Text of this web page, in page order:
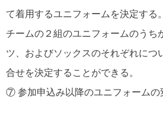
て着用するユニフォームを決定する
チームの２組のユニフォームのうち
ツ、およびソックスのそれぞれにつ
合せを決定することができる。
⑦ 参加申込み以降のユニフォームの